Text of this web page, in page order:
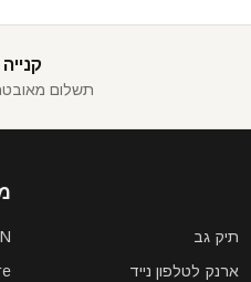
תשלום
תיק גב
ארנק לטלפון נייד